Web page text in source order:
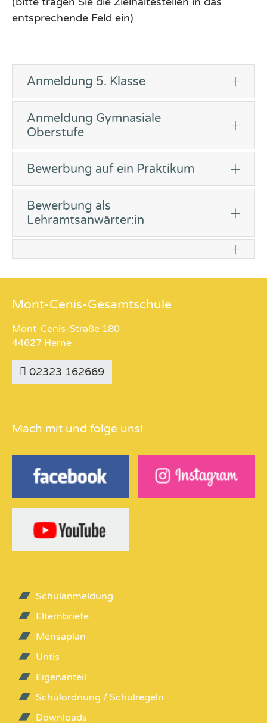
entsprechende Feld ein)
Anmeldung 5. Klasse
Anmeldung Gymnasiale
Oberstufe
Bewerbung auf ein Praktikum
Bewerbung als
Lehramtsanwärter:in
Mont-Cenis-Gesamtschule
Mont-Cenis-Straße 180
44627 Herne
02323 162669
Mach mit und folge uns!
Schulanmeldung
Elternbriefe
Mensaplan
Untis
Eigenanteil
Schulordnung / Schulregeln
Downloads